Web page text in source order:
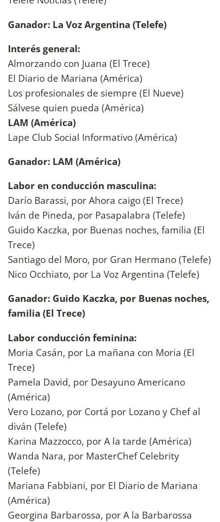
Ganador: La Voz Argentina (Telefe)
Interés general:
Almorzando con Juana (El Trece)
El Diario de Mariana (América)
Los profesionales de siempre (El Nueve)
Sálvese quien pueda (América)
LAM (América)
Lape Club Social Informativo (América)
Ganador: LAM (América)
Labor en conducción masculina:
Darío Barassi, por Ahora caigo (El Trece)
Iván de Pineda, por Pasapalabra (Telefe)
Guido Kaczka, por Buenas noches, familia (El
Trece)
Santiago del Moro, por Gran Hermano (Telefe)
Nico Occhiato, por La Voz Argentina (Telefe)
Ganador: Guido Kaczka, por Buenas noches,
familia (El Trece)
Labor conducción feminina:
Moria Casán, por La mañana con Moria (El
Trece)
Pamela David, por Desayuno Americano
(América)
Vero Lozano, por Cortá por Lozano y Chef al
diván (Telefe)
Karina Mazzocco, por A la tarde (América)
Wanda Nara, por MasterChef Celebrity
(Telefe)
Mariana Fabbiani, por El Diario de Mariana
(América)
Georgina Barbarossa, por A la Barbarossa